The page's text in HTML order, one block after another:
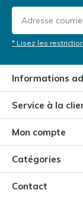
* Lisez les
Informations
Service à la
Mon compte
Catégories
Contact